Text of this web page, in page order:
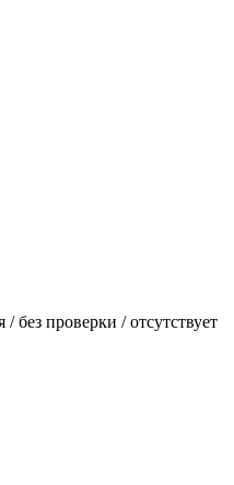
без проверки / отсутствует